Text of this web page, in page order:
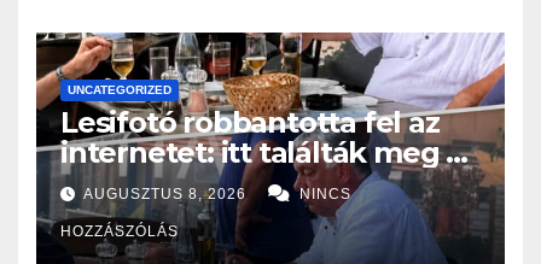
UNCATEGORIZED
Lesifotó robbantotta fel az
internetet: itt találták meg az
eltűnt Orbán Viktort!
AUGUSZTUS 8, 2026 NINCS
HOZZÁSZÓLÁS